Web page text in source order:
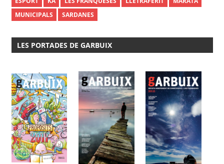
MUNICIPALS
SARDANES
LES PORTADES DE GARBUIX